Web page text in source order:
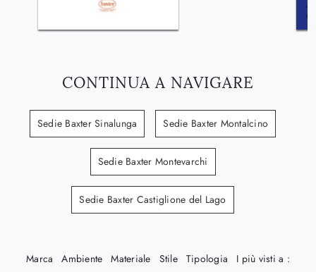
CONTINUA A NAVIGARE
Sedie Baxter Sinalunga Sedie Baxter Montalcino
Sedie Baxter Montevarchi
Sedie Baxter Castiglione del Lago
Marca Ambiente Materiale Stile Tipologia I più visti a :